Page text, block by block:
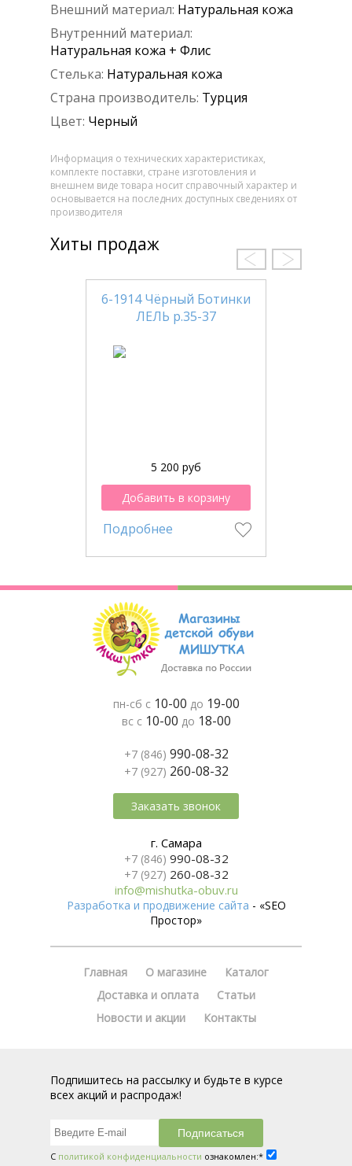
Внешний материал: Натуральная кожа
Внутренний материал:
Натуральная кожа + Флис
Стелька: Натуральная кожа
Страна производитель: Турция
Цвет: Черный
Информация о технических характеристиках,
комплекте поставки, стране изготовления и
внешнем виде товара носит справочный характер и
основывается на последних доступных сведениях от
производителя
Хиты продаж
6-1914 Чёрный Ботинки
ЛЕЛЬ р.35-37
5 200 руб
Добавить в корзину
Подробнее
пн-сб с 10-00 до 19-00
вс с 10-00 до 18-00
+7 (846) 990-08-32
+7 (927) 260-08-32
Заказать звонок
г. Самара
+7 (846) 990-08-32
+7 (927) 260-08-32
info@mishutka-obuv.ru
Разработка и продвижение сайта - «SEO
Простор»
Главная О магазине
Каталог
Доставка и оплата
Статьи
Новости и акции
Контакты
Подпишитесь на рассылку и будьте в курсе
всех акций и распродаж!
С политикой конфиденциальности ознакомлен:*